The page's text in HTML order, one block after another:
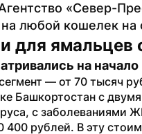
«Север-
любой кошелек на
для ямальцев
на
— от 70 тысяч
Башкортостан с
с заболеваниями
400 рублей. В эту